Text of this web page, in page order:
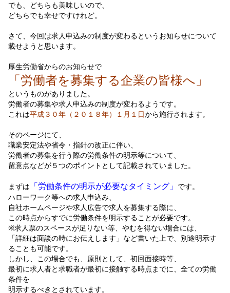
でも、どちらも美味しいので、
どちらでも幸せですけれど。
さて、今回は求人申込みの制度が変わるというお知らせについて
載せようと思います。
厚生労働省からのお知らせで
「労働者を募集する企業の皆様へ」
というものがありました。
労働者の募集や求人申込みの制度が変わるようです。
これは平成３０年（２０１８年）１月１日から施行されます。
そのページにて、
職業安定法や省令・指針の改正に伴い、
労働者の募集を行う際の労働条件の明示等について、
留意点などが５つのポイントとして記載されていました。
まずは 「労働条件の明示が必要なタイミング」 です。
ハローワーク等への求人申込み、
自社ホームページや求人広告で求人を募集する際に、
この時点からすでに労働条件を明示することが必要です。
※求人票のスペースが足りない等、やむを得ない場合には、
「詳細は面談の時にお伝えします」など書いた上で、別途明示す
ることも可能です。
しかし、この場合でも、原則として、初回面接時等、
最初に求人者と求職者が最初に接触する時点までに、全ての労働
条件を
明示するべきとされています。